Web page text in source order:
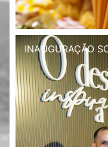
INAUGURAÇÃO